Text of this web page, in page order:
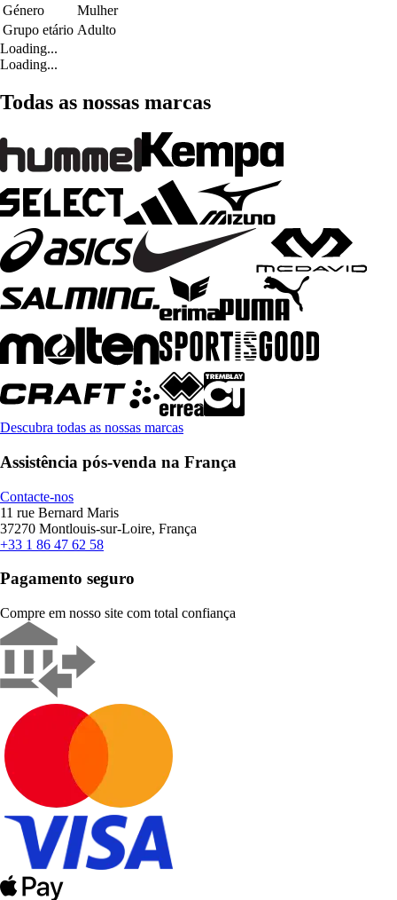
Género
Mulher
Grupo etário Adulto
Loading...
Loading...
Todas as nossas marcas
Descubra todas as nossas marcas
Assistência pós-venda na França
Contacte-nos
11 rue Bernard Maris
37270 Montlouis-sur-Loire, França
+33 1 86 47 62 58
Pagamento seguro
Compre em nosso site com total confiança